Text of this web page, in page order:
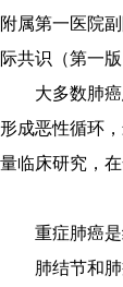
附属第一医院
际共识（第一
大多数肺
形成恶性循环
量临床研究，
重症肺癌
肺结节和